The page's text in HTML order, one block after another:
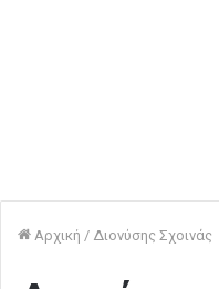
Αρχική / Διονύσης Σχοινάς